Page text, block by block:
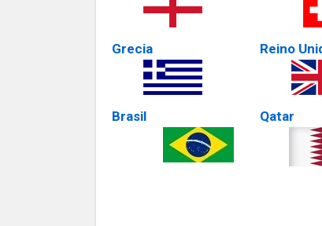
Grecia
Brasil
Reino
Qatar